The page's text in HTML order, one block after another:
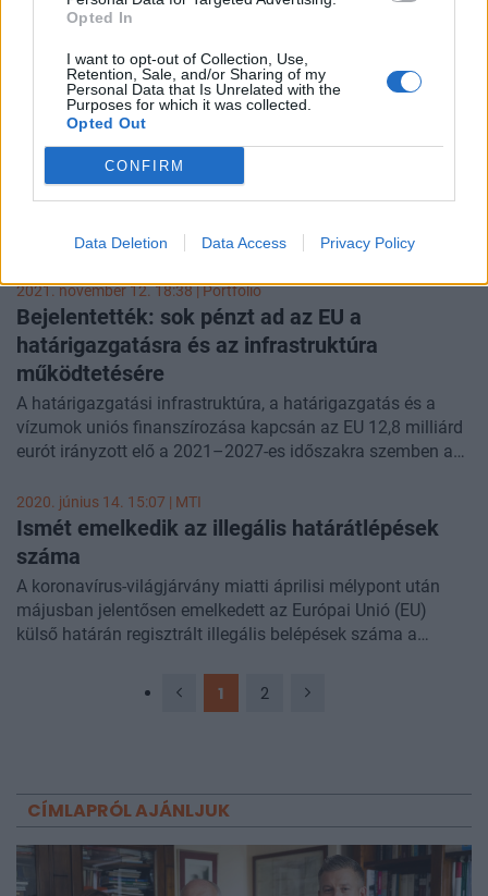
Opted In
I want to opt-out of Collection, Use,
Retention, Sale, and/or Sharing of my
Personal Data that Is Unrelated with the
Purposes for which it was collected.
Opted Out
CONFIRM
Data Deletion Data Access Privacy Policy
2021. november 12. 18:38 | Portfolio
Bejelentették: sok pénzt ad az EU a
határigazgatásra és az infrastruktúra
működtetésére
A határigazgatási infrastruktúra, a határigazgatás és a
vízumok uniós finanszírozása kapcsán az EU 12,8 milliárd
eurót irányzott elő a 2021–2027-es időszakra szemben a
Európai Bizottságközleményéből.
2020. június 14. 15:07 | MTI
Ismét emelkedik az illegális határátlépések
száma
A koronavírus-világjárvány miatti áprilisi mélypont után
májusban jelentősen emelkedett az Európai Unió (EU)
külső határán regisztrált illegális belépések száma a
Morgenpost című német lap ismertetett vasárnapi
1 2
CÍMLAPRÓL AJÁNLJUK